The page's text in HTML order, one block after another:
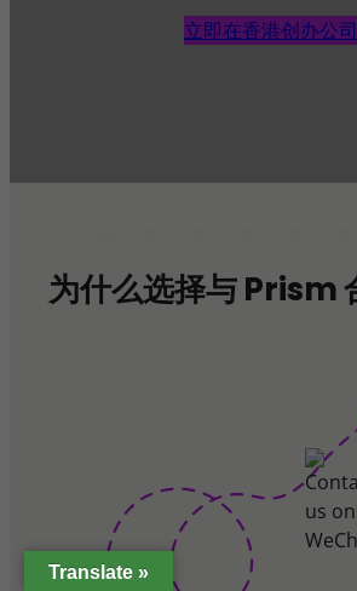
立即在香港创办公司
为什么选择与 Prism
Translate »